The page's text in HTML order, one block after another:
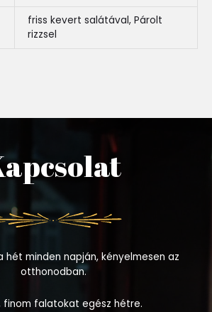
friss kevert salátával, Párolt
rizzsel
hét minden napján, kényelmesen az
otthonodban.
finom falatokat egész hétre.